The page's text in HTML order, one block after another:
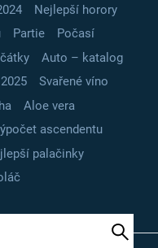
Nejlepší horory
Partie
Počasí
Auto – katalog
Svařené víno
Aloe vera
ascendentu
palačinky